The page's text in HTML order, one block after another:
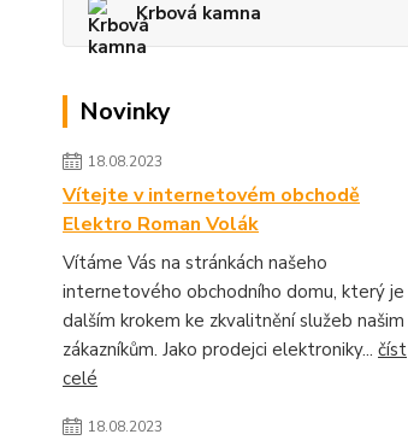
Krbová kamna
Novinky
18.08.2023
Vítejte v internetovém obchodě
Elektro Roman Volák
Vítáme Vás na stránkách našeho
internetového obchodního domu, který je
dalším krokem ke zkvalitnění služeb našim
zákazníkům. Jako prodejci elektroniky... číst
celé
18.08.2023